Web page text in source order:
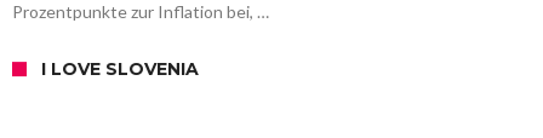
Prozentpunkte zur Inflation bei, …
I LOVE SLOVENIA